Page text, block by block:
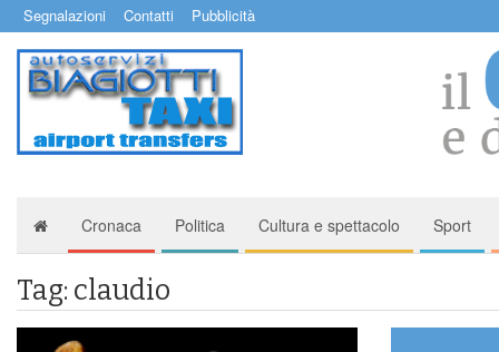
Segnalazioni Contatti Pubblicità
Cronaca Politica Cultura e spettacolo Sport
Tag: claudio